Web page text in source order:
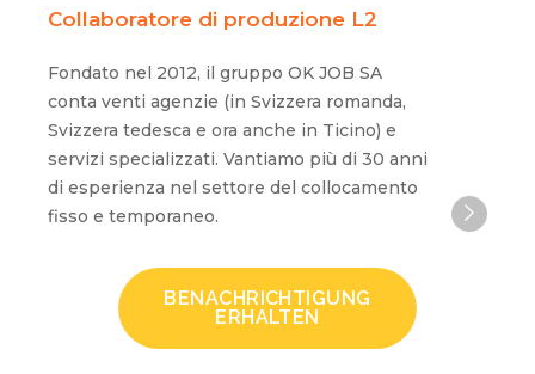
Collaboratore di produzione L2
Fondato nel 2012, il gruppo OK JOB SA
conta venti agenzie (in Svizzera romanda,
Svizzera tedesca e ora anche in Ticino) e
servizi specializzati. Vantiamo più di 30 anni
di esperienza nel settore del collocamento
fisso e temporaneo.
BENACHRICHTIGUNG
ERHALTEN